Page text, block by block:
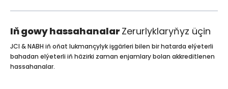
Iň gowy hassahanalar Zerurlyklaryňyz üçin
JCI & NABH iň oňat lukmançylyk işgärleri bilen bir hatarda elýeterli
bahadan elýeterli iň häzirki zaman enjamlary bolan akkreditlenen
hassahanalar.